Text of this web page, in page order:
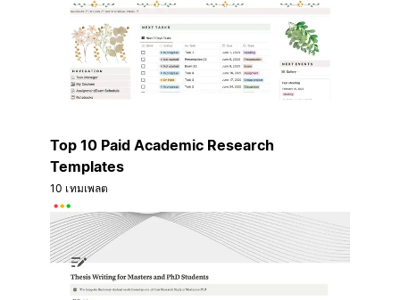
Top 10 Paid Academic Research
Templates
10 เทมเพลต